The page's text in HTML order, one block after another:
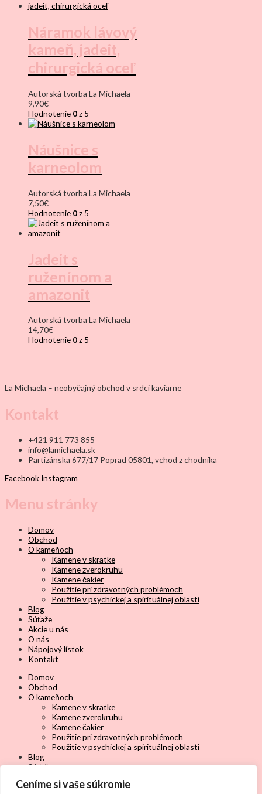
Ceníme si vaše súkromie
Náramok lávový
kameň, jadeit,
chirurgická oceľ
Autorská tvorba La Michaela
9,90€
Hodnotenie 0z 5
Náušnice s
karneolom
Autorská tvorba La Michaela
7,50€
Hodnotenie 0z 5
Jadeit s
ruženínom a
amazonit
Autorská tvorba La Michaela
14,70€
Hodnotenie 0z 5
La Michaela – neobyčajný obchod v srdci kaviarne
Kontakt
+421 911 773 855
info@lamichaela.sk
Partizánska 677/17 Poprad 05801, vchod z chodníka
Facebook Instagram
Menu stránky
Domov
Obchod
O kameňoch
Kamene v skratke
Kamene zverokruhu
Kamene čakier
Použitie pri zdravotných problémoch
Použitie v psychickej a spirituálnej oblasti
Blog
Súťaže
Akcie u nás
O nás
Nápojový lístok
Kontakt
Domov
Obchod
O kameňoch
Kamene v skratke
Kamene zverokruhu
Kamene čakier
Použitie pri zdravotných problémoch
Použitie v psychickej a spirituálnej oblasti
Blog
Súťaže
O nás